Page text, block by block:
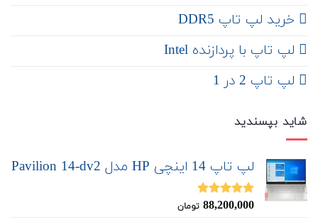
خرید لپ تاپ DDR5
لپ تاپ با پردازنده Intel
لپ تاپ 2 در 1
شاید بپسندید
لپ تاپ 14 اینچی HP مدل Pavilion 14-dv2
نمره5.00
88,200,000 تومان